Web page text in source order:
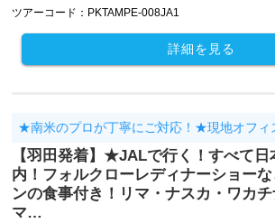
ツアーコード：PKTAMPE-008JA1
詳細を見る
★南米のプロが丁寧にご対応！★現地オフィ
【羽田発着】★JALで行く！すべて日
内！フォルクローレディナーショー
ンの食事付き！リマ・ナスカ・ワカチ
マ…